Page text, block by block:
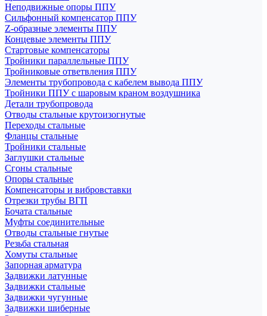
Неподвижные опоры ППУ
Cильфонный компенсатор ППУ
Z-образные элементы ППУ
Концевые элементы ППУ
Стартовые компенсаторы
Тройники параллельные ППУ
Тройниковые ответвления ППУ
Элементы трубопровода с кабелем вывода ППУ
Тройники ППУ с шаровым краном воздушника
Детали трубопровода
Отводы стальные крутоизогнутые
Переходы стальные
Фланцы стальные
Тройники стальные
Заглушки стальные
Сгоны стальные
Опоры стальные
Компенсаторы и вибровставки
Отрезки трубы ВГП
Бочата стальные
Муфты соединительные
Отводы стальные гнутые
Резьба стальная
Хомуты стальные
Запорная арматура
Задвижки латунные
Задвижки стальные
Задвижки чугунные
Задвижки шиберные